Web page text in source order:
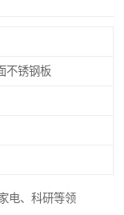
不锈钢板
电、科研等领